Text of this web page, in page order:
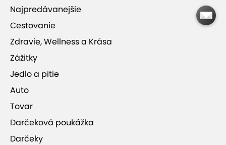
Príjemné prostredie navodzujúce pocit pokoja a
harmónie
Thajské masáže MAITHAN
Najpredávanejšie
Cestovanie
Zdravie, Wellness a Krása
Zážitky
Jedlo a pitie
Auto
Tovar
Darčeková poukážka
Darčeky